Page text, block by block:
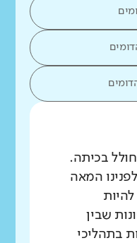
בכיתה.
המאה
להיות
שבין
בתהליכי